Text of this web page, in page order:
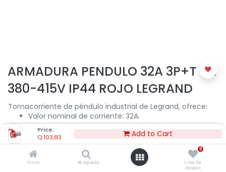
Price:
Q103,83 Add to Cart
Inicio Búsqueda
0
Lista de
deseos
ARMADURA PENDULO 32A 3P+T 6H
380-415V IP44 ROJO LEGRAND
Tomacorriente de péndulo industrial de Legrand, ofrece:
Valor nominal de corriente: 32A.
Tensión nominal: 380 - 415V.
Formato de polo: 3P+T.
Temperatura de funcionamiento: -25ºC a +40ºC.
Grado de protección: IP44.
El cuerpo del conector está fabricado con material de